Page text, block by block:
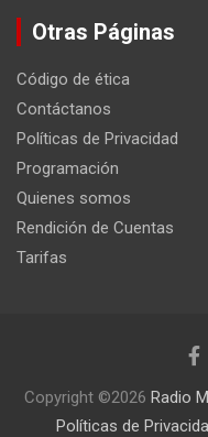
Otras Páginas
Código de ética
Contáctanos
Políticas de Privacidad
Programación
Quienes somos
Rendición de Cuentas
Tarifas
Copyright ©2026 Radio
Políticas de